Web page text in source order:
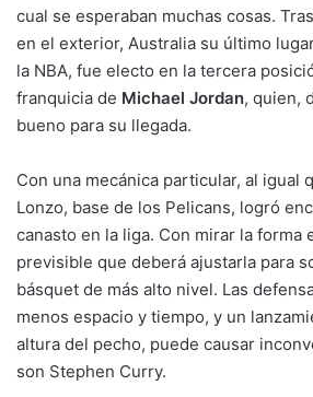
cual se esperaban muchas cosas.
en el exterior, Australia su último
la NBA, fue electo en la tercera
franquicia de Michael Jordan, quien,
bueno para su llegada.
Con una mecánica particular, al igual
Lonzo, base de los Pelicans, logró
canasto en la liga. Con mirar la forma
previsible que deberá ajustarla para
básquet de más alto nivel. Las
menos espacio y tiempo, y un
altura del pecho, puede causar
son Stephen Curry.